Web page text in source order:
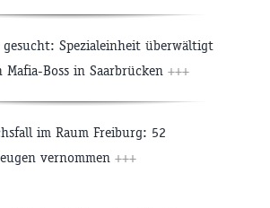
gesucht: Spezialeinheit überwältigt
Boss in Saarbrücken +++
im Raum Freiburg: 52
vernommen +++